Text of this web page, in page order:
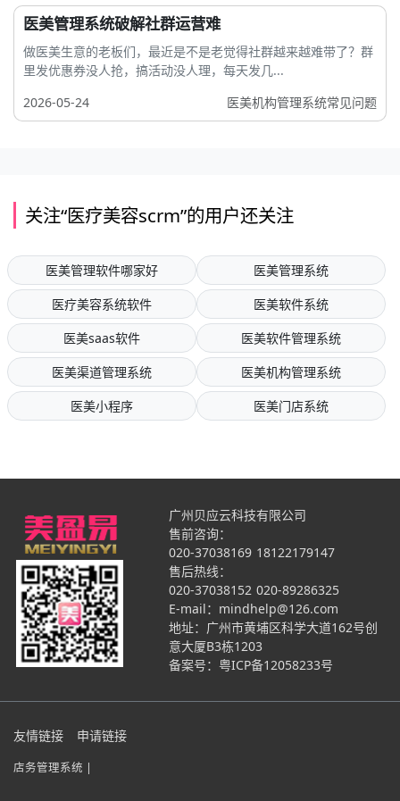
医美管理系统破解社群运营难
做医美生意的老板们，最近是不是老觉得社群越来越难带了？群
里发优惠券没人抢，搞活动没人理，每天发几...
2026-05-24
医美机构管理系统常见问题
关注“医疗美容scrm”的用户还关注
医美管理软件哪家好
医美管理系统
医疗美容系统软件
医美软件系统
医美saas软件
医美软件管理系统
医美渠道管理系统
医美机构管理系统
医美小程序
医美门店系统
广州贝应云科技有限公司
售前咨询：
020-37038169 18122179147
售后热线：
020-37038152 020-89286325
E-mail：mindhelp@126.com
地址：广州市黄埔区科学大道162号创
意大厦B3栋1203
备案号： 粤ICP备12058233号
友情链接 申请链接
店务管理系统 |